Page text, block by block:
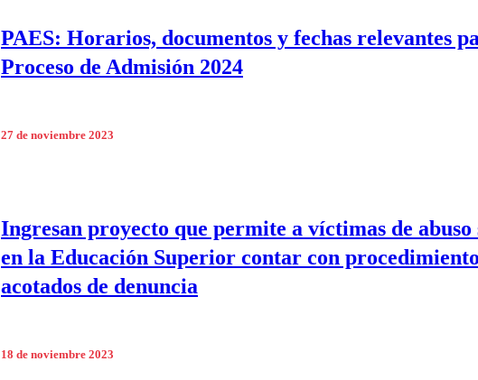
PAES: Horarios, documentos y fechas relevantes
Proceso de Admisión 2024
27 de noviembre 2023
Ingresan proyecto que permite a víctimas de abuso
en la Educación Superior contar con
acotados de denuncia
18 de noviembre 2023